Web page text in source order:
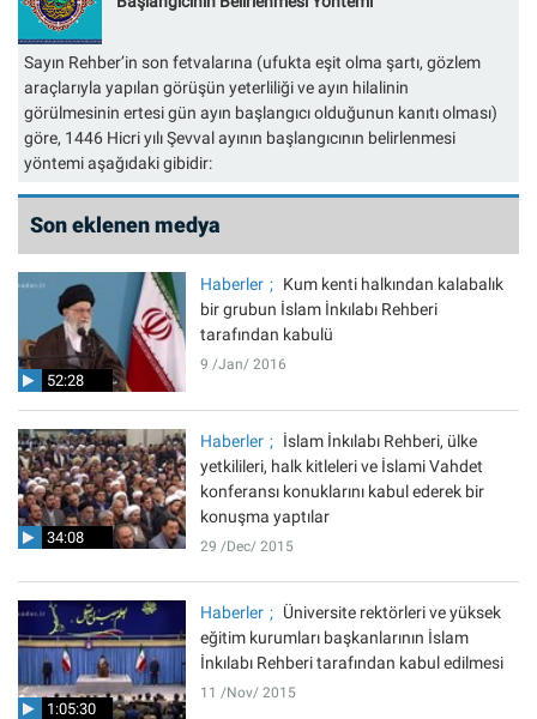
Sayın Rehber’in son fetvalarına (ufukta eşit olma şartı, gözlem
araçlarıyla yapılan görüşün yeterliliği ve ayın hilalinin
görülmesinin ertesi gün ayın başlangıcı olduğunun kanıtı olması)
göre, 1446 Hicri yılı Şevval ayının başlangıcının belirlenmesi
yöntemi aşağıdaki gibidir:
Son eklenen medya
52:28
Haberler
Kum kenti halkından kalabalık
bir grubun İslam İnkılabı Rehberi
tarafından kabulü
9 /Jan/ 2016
34:08
Haberler
İslam İnkılabı Rehberi, ülke
yetkilileri, halk kitleleri ve İslami Vahdet
konferansı konuklarını kabul ederek bir
konuşma yaptılar
29 /Dec/ 2015
1:05:30
Haberler
Üniversite rektörleri ve yüksek
eğitim kurumları başkanlarının İslam
İnkılabı Rehberi tarafından kabul edilmesi
11 /Nov/ 2015